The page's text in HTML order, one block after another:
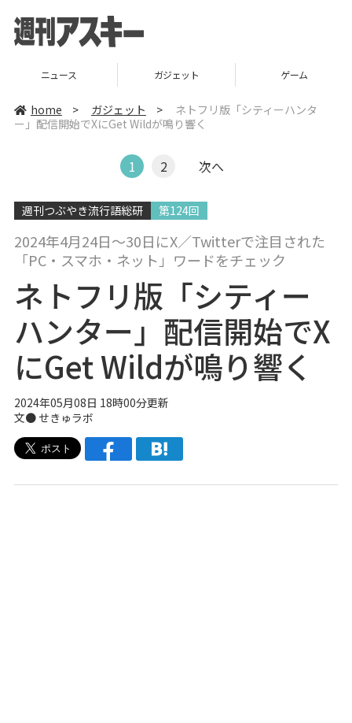
ニュース ガジェット ゲーム
home > ガジェット >
ネトフリ版「シティーハンタ
ー」配信開始でXにGet Wildが鳴り響く
1 2 次へ
週刊つぶやき流行語総研 第124回
2024年4月24日～30日にX／Twitterで注目された
「PC・スマホ・ネット」ワードをチェック
ネトフリ版「シティー
ハンター」配信開始でX
にGet Wildが鳴り響く
2024年05月08日 18時00分更新
文● せきゅラボ